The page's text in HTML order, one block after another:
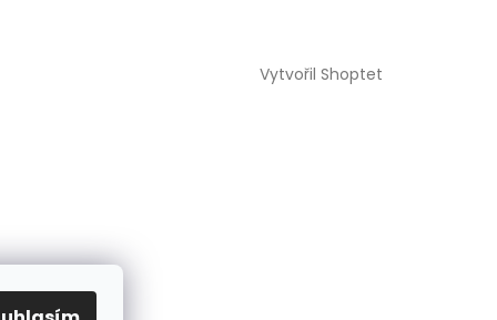
Vytvořil Shoptet